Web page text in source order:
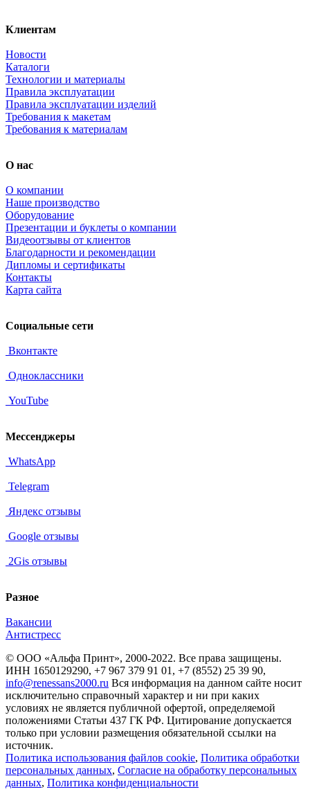
Клиентам
Новости
Каталоги
Технологии и материалы
Правила эксплуатации
Правила эксплуатации изделий
Требования к макетам
Требования к материалам
О нас
О компании
Наше производство
Оборудование
Презентации и буклеты о компании
Видеоотзывы от клиентов
Благодарности и рекомендации
Дипломы и сертификаты
Контакты
Карта сайта
Социальные сети
Вконтакте
Одноклассники
YouTube
Мессенджеры
WhatsApp
Telegram
Яндекс отзывы
Google отзывы
2Gis отзывы
Разное
Вакансии
Антистресс
© ООО «Альфа Принт», 2000-2022. Все права защищены.
ИНН 1650129290, +7 967 379 91 01, +7 (8552) 25 39 90,
info@renessans2000.ru Вся информация на данном сайте носит
исключительно справочный характер и ни при каких
условиях не является публичной офертой, определяемой
положениями Статьи 437 ГК РФ. Цитирование допускается
только при условии размещения обязательной ссылки на
источник.
Политика использования файлов cookie, Политика обработки
персональных данных, Согласие на обработку персональных
данных, Политика конфиденциальности